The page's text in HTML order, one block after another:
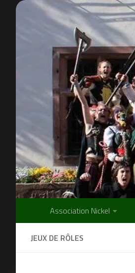
Skip to content
Association Nickel
JEUX DE RÔLES